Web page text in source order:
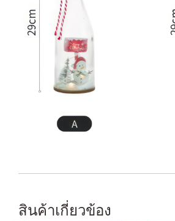
สินค้าเกี่ยวข้อง